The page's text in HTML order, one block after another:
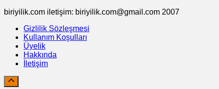
biriyilik.com iletişim: biriyilik.com@gmail.com 2007
Gizlilik Sözleşmesi
Kullanım Koşulları
Üyelik
Hakkında
İletişim